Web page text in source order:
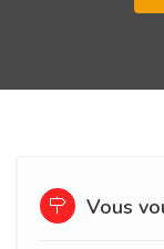
Vous